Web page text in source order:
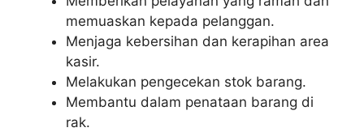
memuaskan kepada pelanggan.
Menjaga kebersihan dan kerapihan area
kasir.
Melakukan pengecekan stok barang.
Membantu dalam penataan barang di
rak.